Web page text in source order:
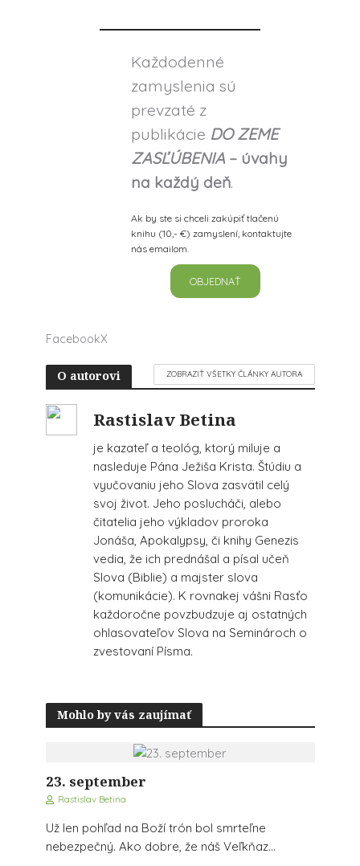
Každodenné
zamyslenia sú
prevzaté z
publikácie DO ZEME
ZASĽÚBENIA – úvahy
na každý deň.
Ak by ste si chceli zakúpiť tlačenú
knihu (10,- €) zamyslení, kontaktujte
nás emailom.
OBJEDNAŤ
FacebookX
O autorovi ZOBRAZIŤ VŠETKY ČLÁNKY AUTORA
Rastislav Betina
je kazateľ a teológ, ktorý miluje a
nasleduje Pána Ježiša Krista. Štúdiu a
vyučovaniu jeho Slova zasvätil celý
svoj život. Jeho poslucháči, alebo
čitatelia jeho výkladov proroka
Jonáša, Apokalypsy, či knihy Genezis
vedia, že ich prednášal a písal učeň
Slova (Biblie) a majster slova
(komunikácie). K rovnakej vášni Rasťo
každoročne povzbudzuje aj ostatných
ohlasovateľov Slova na Seminároch o
zvestovaní Písma.
Mohlo by vás zaujímať
23. september
Rastislav Betina
Už len pohľad na Boží trón bol smrteľne
nebezpečný. Ako dobre, že náš Veľkňaz...